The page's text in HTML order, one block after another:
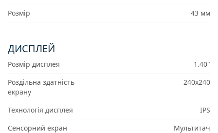
Розмір
43 мм
ДИСПЛЕЙ
Розмір дисплея
1.40"
Роздільна здатність
екрану
240x240
Технологія дисплея
IPS
Сенсорний екран
Мультитач